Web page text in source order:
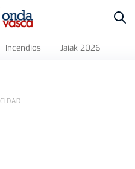
Incendios Jaiak 2026